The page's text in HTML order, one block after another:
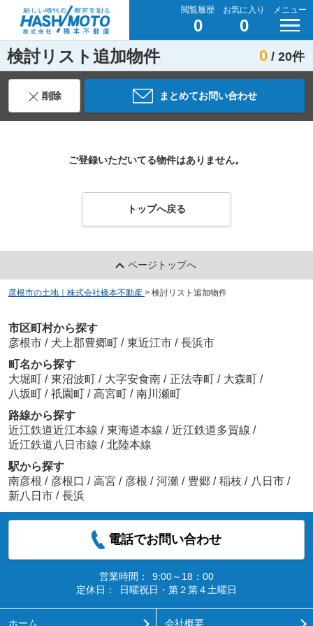
閲覧履歴
0
お気に入り
0
メニュー
検討リスト追加物件 0 / 20件
削除 まとめてお問い合わせ
ご登録いただいてる物件はありません。
トップへ戻る
ページトップへ
彦根市の土地｜株式会社橋本不動産 > 検討リスト追加物件
市区町村から探す
彦根市 / 犬上郡豊郷町 / 東近江市 / 長浜市
町名から探す
大堀町 / 東沼波町 / 大字安食南 / 正法寺町 / 大森町 /
八坂町 / 祇園町 / 高宮町 / 南川瀬町
路線から探す
近江鉄道近江本線 / 東海道本線 / 近江鉄道多賀線 /
近江鉄道八日市線 / 北陸本線
駅から探す
南彦根 / 彦根口 / 高宮 / 彦根 / 河瀬 / 豊郷 / 稲枝 / 八日市 /
新八日市 / 長浜
電話でお問い合わせ
営業時間：
9:00～18：00
定休日：
日曜祝日・第２第４土曜日
ホーム 会社概要